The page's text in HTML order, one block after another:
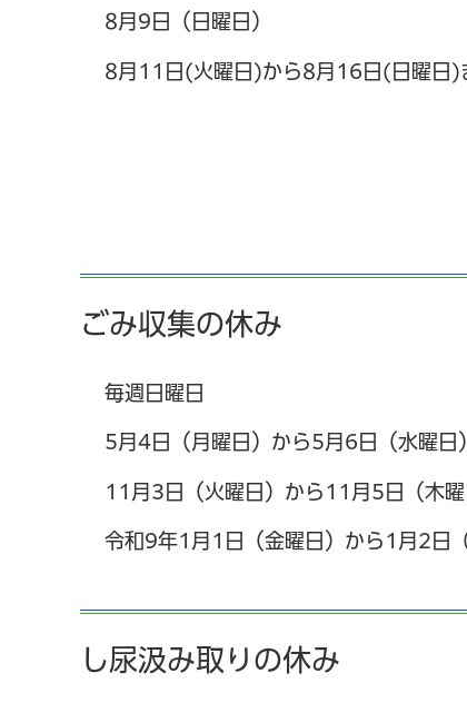
8月9日（日曜日）
8月11日(火曜日)から8月16日(日曜日)
ごみ収集の休み
毎週日曜日
5月4日（月曜日）から5月6日（水曜日
11月3日（火曜日）から11月5日（木曜
令和9年1月1日（金曜日）から1月2日
し尿汲み取りの休み